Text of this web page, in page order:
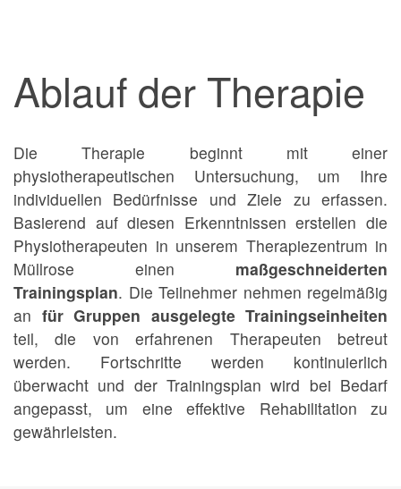
Ablauf der Therapie
Die Therapie beginnt mit einer
physiotherapeutischen Untersuchung, um Ihre
individuellen Bedürfnisse und Ziele zu erfassen.
Basierend auf diesen Erkenntnissen erstellen die
Physiotherapeuten in unserem Therapiezentrum in
Müllrose einen maßgeschneiderten
Trainingsplan. Die Teilnehmer nehmen regelmäßig
an für Gruppen ausgelegte Trainingseinheiten
teil, die von erfahrenen Therapeuten betreut
werden. Fortschritte werden kontinuierlich
überwacht und der Trainingsplan wird bei Bedarf
angepasst, um eine effektive Rehabilitation zu
gewährleisten.